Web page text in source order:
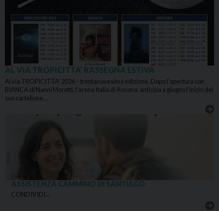
AL VIA TROPICITTA’ RASSEGNA ESTIVA
Al via TROPICITTA’ 2026 – trentanovesima edizione. Dopo l’apertura con
BIANCA di Nanni Moretti, l’arena Italia di Ancona, anticipa a giugno l’inizio del
suo cartellone…
ASSISTENZA CAMMINO DI SANTIAGO
CONDIVIDI…